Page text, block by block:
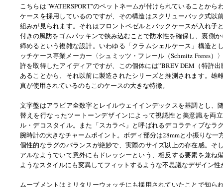
こちらは"WATERSPORT"のペットネームが付けられていることから
ケースを採用しているのですが、その構造はスクリューバック式以
組みが見られます。それはフロントベゼルとバックケースが入れ子
付きの風防をゴムパッキンで挟み込むことで防水性を確保し、裏側
締めるという複雑な設計。いわゆる「クラムシェルケース」構造と
ッチケース専業メーカー〈シュミッツ・フレール（Schmitz Freres）
許を取得したアイディアですが、この個体には”BREV DEM（特許
あることから、それ以前に製造されたシリーズと推測されます。雄
真が使用されているのもこのケースの大きな特徴。
文字盤はアラビア全数字とレイルウェイインデックスを基調とし、
替えを行なったツートーンデザインによって視認性と美意識を両
ル・デコスタイル。また「スカラベ」と呼ばれるデコラティブなラ
腕時計の大きなチャームポイント。ボディ部分は28mmと小振りな一
個性的なラグのバランスが絶妙で、実際のサイズ以上の存在感。そ
アルなようでいて意外にもドレッシーという、相反する要素を兼ね
ようなスタイルにも変異してフィットするような不思議なデザイン
ムーブメントはミリタリーウォッチにも採用されていたことで知ら